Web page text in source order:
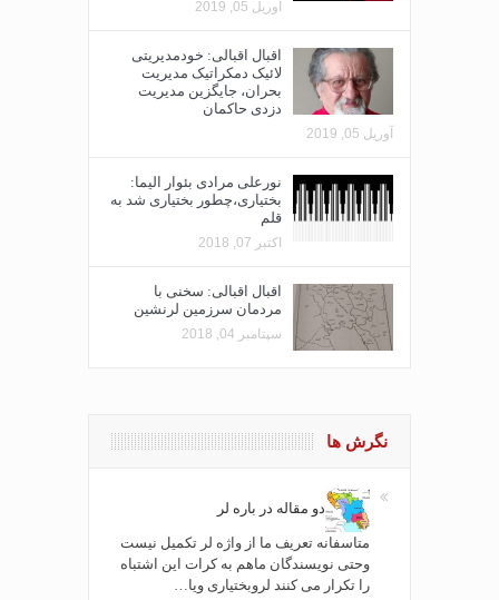
آوریل 05, 2019
اقبال اقبالی: خودمدیریتی
لائیک دمکراتیک مدیریت
بحران، جایگزین مدیریت
دزدی حاکمان
آوریل 05, 2019
نورعلی مرادی بئوار الیما:
بختیاری،چطور بختیاری شد به
قلم
اکتبر 07, 2018
اقبال اقبالی: سخنی با
مردمان سرزمین لرنشین
سپتامبر 04, 2018
نگرش ها
دو مقاله در باره لر
متاسفانه تعریف ما از واژه لر تکمیل نیست
وحتی نویسندگان ماهم به کرات این اشتباه
را تکرار می کنند لروبختیاری ویا…